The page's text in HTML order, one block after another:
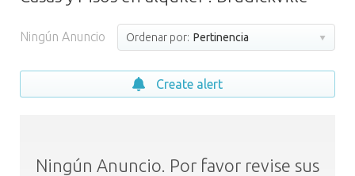
Ningún Anuncio Ordenar por: Pertinencia
Create alert
Ningún Anuncio. Por favor revise sus